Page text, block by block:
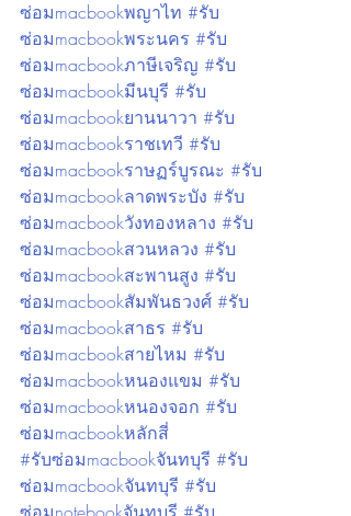
ซ่อมmacbookพญาไท #รับ
ซ่อมmacbookพระนคร #รับ
ซ่อมmacbookภาษีเจริญ #รับ
ซ่อมmacbookมีนบุรี #รับ
ซ่อมmacbookยานนาวา #รับ
ซ่อมmacbookราชเทวี #รับ
ซ่อมmacbookราษฏร์บูรณะ #รับ
ซ่อมmacbookลาดพระบัง #รับ
ซ่อมmacbookวังทองหลาง #รับ
ซ่อมmacbookสวนหลวง #รับ
ซ่อมmacbookสะพานสูง #รับ
ซ่อมmacbookสัมพันธวงศ์ #รับ
ซ่อมmacbookสาธร #รับ
ซ่อมmacbookสายไหม #รับ
ซ่อมmacbookหนองแขม #รับ
ซ่อมmacbookหนองจอก #รับ
ซ่อมmacbookหลักสี่
#รับซ่อมmacbookจันทบุรี #รับ
ซ่อมmacbookจันทบุรี #รับ